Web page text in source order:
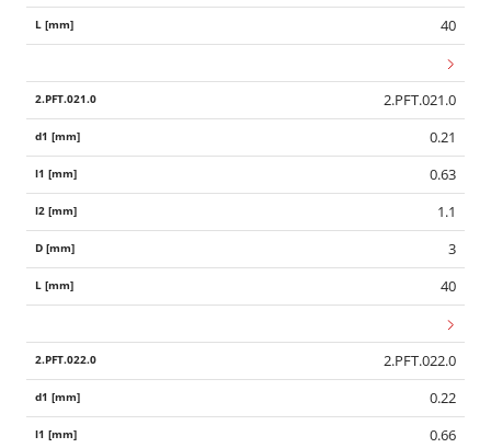
40
2.PFT.021.0
0.21
0.63
1.1
3
40
2.PFT.022.0
0.22
0.66